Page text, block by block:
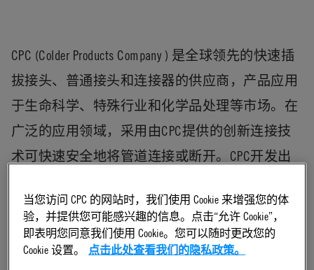
CPC (Colder Products Company ) 是全球领先的快速插
拔接头、普通接头和连接器的供应商，产品应用
于生命科学、特殊行业和化学品处理等市场。在
广泛的应用领域，采用由CPC提供的创新连接技
术可快速安全地将管道连接或断开。CPC开发出
让人们的生活更加美好。 CPC在1978年成立于明
尼苏达州的圣保罗，是塑料快速插拔接头的领先
供应商，直接销售和分销商遍布北美、欧洲、亚
当您访问 CPC 的网站时，我们使用 Cookie 来增强您的体
验，并提供您可能感兴趣的信息。点击“允许 Cookie”，
即表明您同意我们使用 Cookie。您可以随时更改您的
Cookie 设置。
点击此处查看我们的隐私政策。